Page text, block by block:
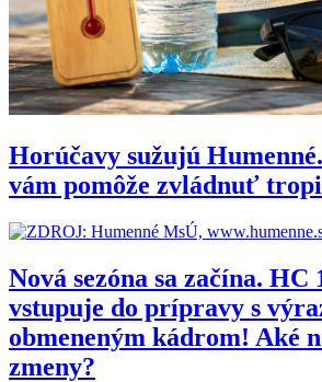
Horúčavy sužujú
vám pomôže zvládnuť
Nová sezóna sa začína. HC
vstupuje do prípravy s
obmeneným kádrom! Aké
zmeny?